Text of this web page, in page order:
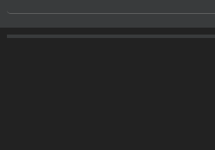
QUARTER
QUELL
S’ANNON